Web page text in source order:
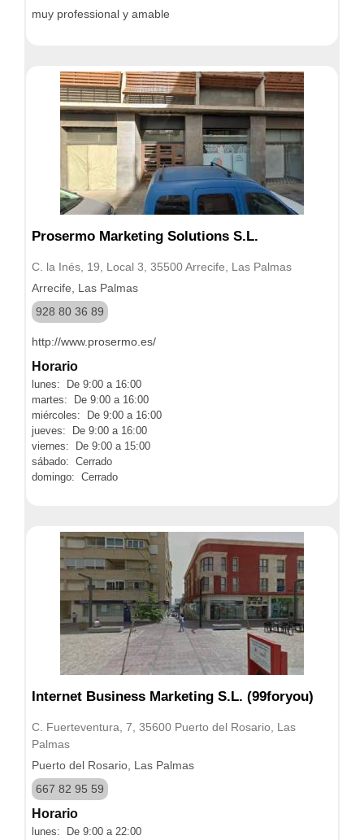
muy professional y amable
Prosermo Marketing Solutions S.L.
C. la Inés, 19, Local 3, 35500 Arrecife, Las Palmas
Arrecife, Las Palmas
928 80 36 89
http://www.prosermo.es/
Horario
lunes: De 9:00 a 16:00
martes: De 9:00 a 16:00
miércoles: De 9:00 a 16:00
jueves: De 9:00 a 16:00
viernes: De 9:00 a 15:00
sábado: Cerrado
domingo: Cerrado
Internet Business Marketing S.L. (99foryou)
C. Fuerteventura, 7, 35600 Puerto del Rosario, Las
Palmas
Puerto del Rosario, Las Palmas
667 82 95 59
Horario
lunes: De 9:00 a 22:00